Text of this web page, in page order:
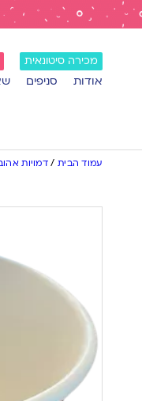
מכירה סיטונאית
אודות סניפים
עמוד הבית / דמויות